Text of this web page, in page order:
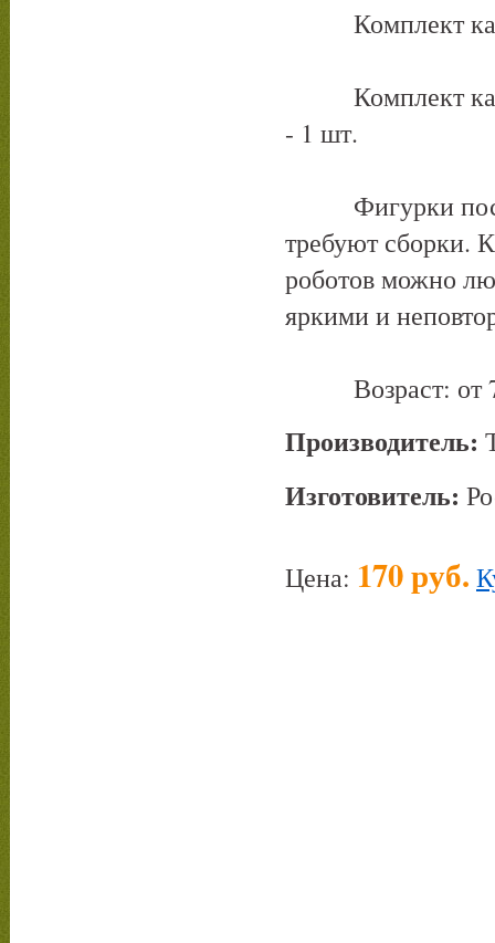
Комплект
Комплект
- 1 шт.
Фигурки
требуют сборки.
роботов можно
яркими и
Возраст: от
Производитель:
Изготовитель:
Цена: 170 руб.